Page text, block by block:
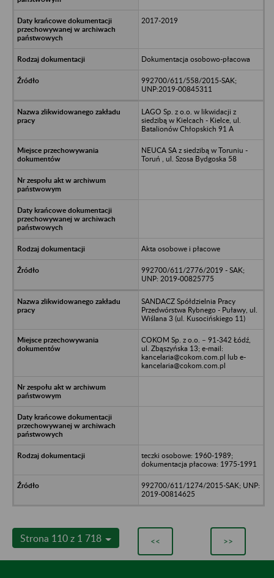
2017-2019
Dokumentacja osobowo-płacowa
992700/611/558/2015-SAK;
UNP:2019-00845311
LAGO Sp. z o.o. w likwidacji z
siedzibą w Kielcach - Kielce, ul.
Batalionów Chłopskich 91 A
NEUCA SA z siedzibą w Toruniu -
Toruń , ul. Szosa Bydgoska 58
Akta osobowe i płacowe
992700/611/2776/2019 - SAK;
UNP: 2019-00825775
SANDACZ Spółdzielnia Pracy
Przedwórstwa Rybnego - Puławy, ul.
Wiślana 3 (ul. Kusocińskiego 11)
COKOM Sp. z o.o. – 91-342 Łódź,
ul. Zbąszyńska 13; e-mail:
kancelaria@cokom.com.pl lub e-
kancelaria@cokom.com.pl
teczki osobowe: 1960-1989;
dokumentacja płacowa: 1975-1991
992700/611/1274/2015-SAK; UNP:
2019-00814625
Strona 110 z 1 718 << >>